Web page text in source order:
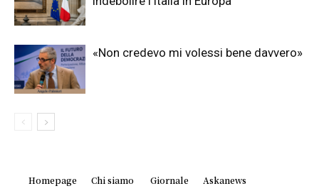
«Non credevo mi volessi bene davvero»
Homepage Chi siamo Giornale
Askanews